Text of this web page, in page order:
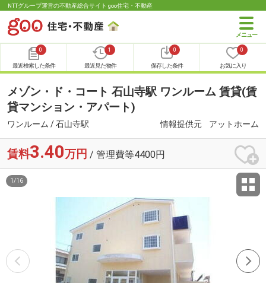
NTTグループ運営の不動産総合サイト goo住宅・不動産
0
最近検索した条件
1
最近見た物件
0
保存した条件
0
お気に入り
メゾン・ド・コート 石山寺駅 ワンルーム 賃貸(賃
貸マンション・アパート)
ワンルーム / 石山寺駅 情報提供元 アットホーム
賃料3.40万円 / 管理費等4400円
1 /16